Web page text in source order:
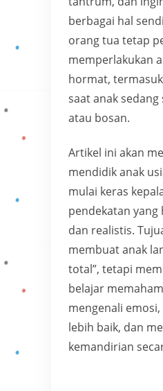
berbagai hal
orang tua tetap
memperlakukan
hormat,
saat anak
atau bosan.
Artikel ini akan
mendidik anak
mulai keras
pendekatan yang
dan realistis.
membuat anak
total”, tetapi
belajar
mengenali
lebih baik, dan
kemandirian